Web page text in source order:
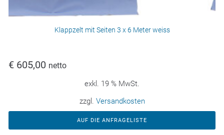
Klappzelt mit Seiten 3 x 6 Meter weiss
€ 605,00 netto
exkl. 19 % MwSt.
zzgl. Versandkosten
AUF DIE ANFRAGELISTE